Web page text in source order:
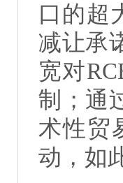
口的超
减让承
宽对
制；通
术性贸
动，如